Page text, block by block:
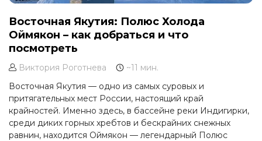
Восточная Якутия: Полюс Холода
Оймякон – как добраться и что
посмотреть
Виктория Роготнева
~11 мин.
Восточная Якутия — одно из самых суровых и
притягательных мест России, настоящий край
крайностей. Именно здесь, в бассейне реки Индигирки,
среди диких горных хребтов и бескрайних снежных
равнин, находится Оймякон — легендарный Полюс